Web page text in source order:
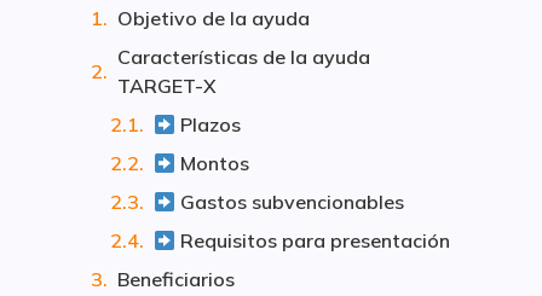
Objetivo de la ayuda
Características de la ayuda
TARGET-X
Plazos
Montos
Gastos subvencionables
Requisitos para presentación
Beneficiarios